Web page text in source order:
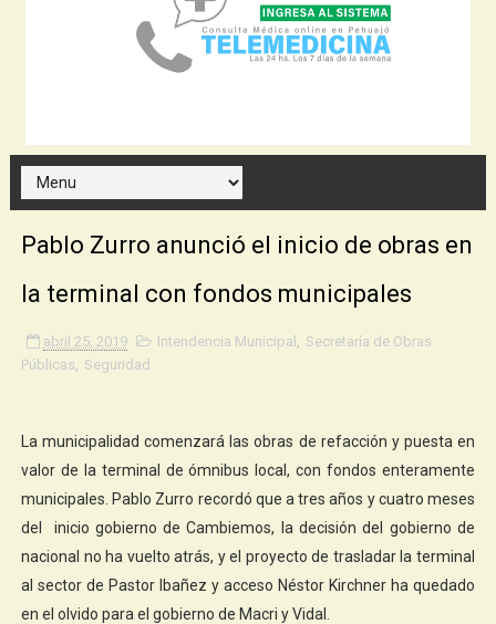
Pablo Zurro anunció el inicio de obras en
la terminal con fondos municipales
abril 25, 2019 Intendencia Municipal
Secretaría de Obras
Públicas
Seguridad
La municipalidad comenzará las obras de refacción y puesta en
valor de la terminal de ómnibus local, con fondos enteramente
municipales. Pablo Zurro recordó que a tres años y cuatro meses
del inicio gobierno de Cambiemos, la decisión del gobierno de
nacional no ha vuelto atrás, y el proyecto de trasladar la terminal
al sector de Pastor Ibañez y acceso Néstor Kirchner ha quedado
en el olvido para el gobierno de Macri y Vidal.